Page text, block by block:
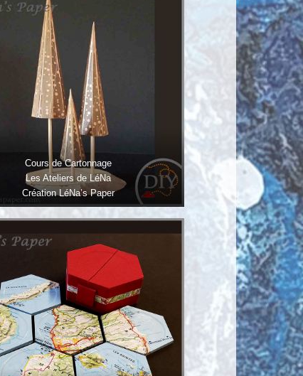
Cours de Cartonnage
Les Ateliers de LéNa
Création LéNa’s Paper